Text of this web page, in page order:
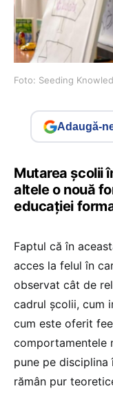
Foto: Seeding
Adaugă-
Mutarea școlii
altele o nouă
educației
Faptul că în
acces la felul în
observat cât de
cadrul școlii, cum
cum este oferit
comportamentele
pune pe
rămân pur